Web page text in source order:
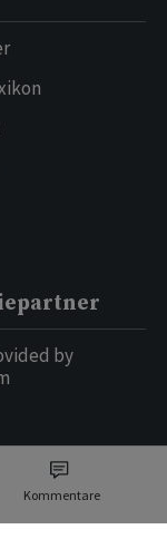
Kommentare
by